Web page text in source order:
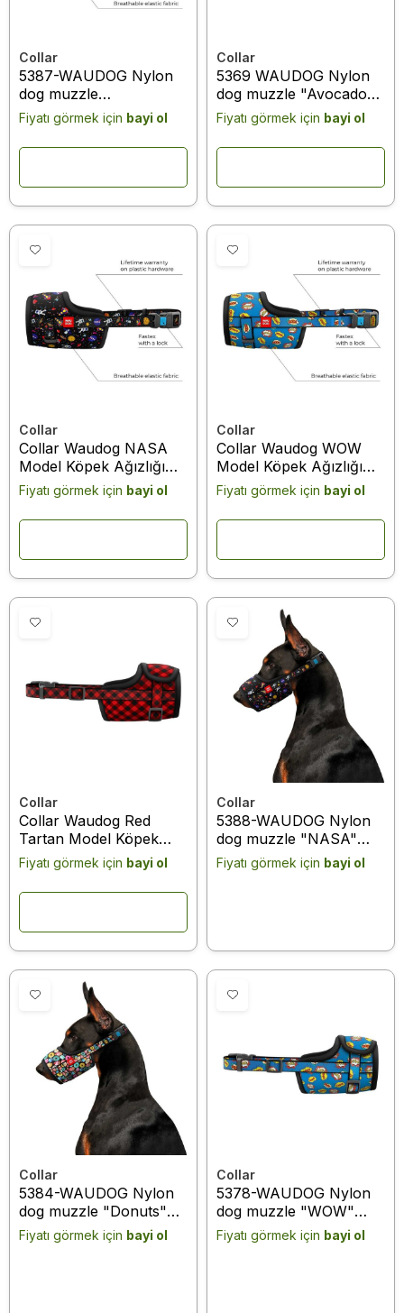
Collar
5387-WAUDOG Nylon
dog muzzle
"Donuts"design, plastic
fastex, size 4, 35-43 cm
Fiyatı görmek için bayi ol
Collar
5369 WAUDOG Nylon
dog muzzle "Avocado"
design, plastic fastex,
size 4, 35-43 cm
Fiyatı görmek için bayi ol
Collar
Collar Waudog NASA
Model Köpek Ağızlığı
35-43 Cm No:4 (5392)
Fiyatı görmek için bayi ol
Collar
Collar Waudog WOW
Model Köpek Ağızlığı
35-43 Cm No:4 (5383)
Fiyatı görmek için bayi ol
Collar
Collar Waudog Red
Tartan Model Köpek
Ağızlığı 35-43 Cm No:4
(5377)
Fiyatı görmek için bayi ol
Collar
5388-WAUDOG Nylon
dog muzzle "NASA"
design, plastic fastex,
size 1, 14-20 cm
Fiyatı görmek için bayi ol
Collar
5384-WAUDOG Nylon
dog muzzle "Donuts"
design, plastic fastex,
size 1, 14-20 cm
Fiyatı görmek için bayi ol
Collar
5378-WAUDOG Nylon
dog muzzle "WOW"
design, plastic fastex,
size 1, 14-20 cm
Fiyatı görmek için bayi ol